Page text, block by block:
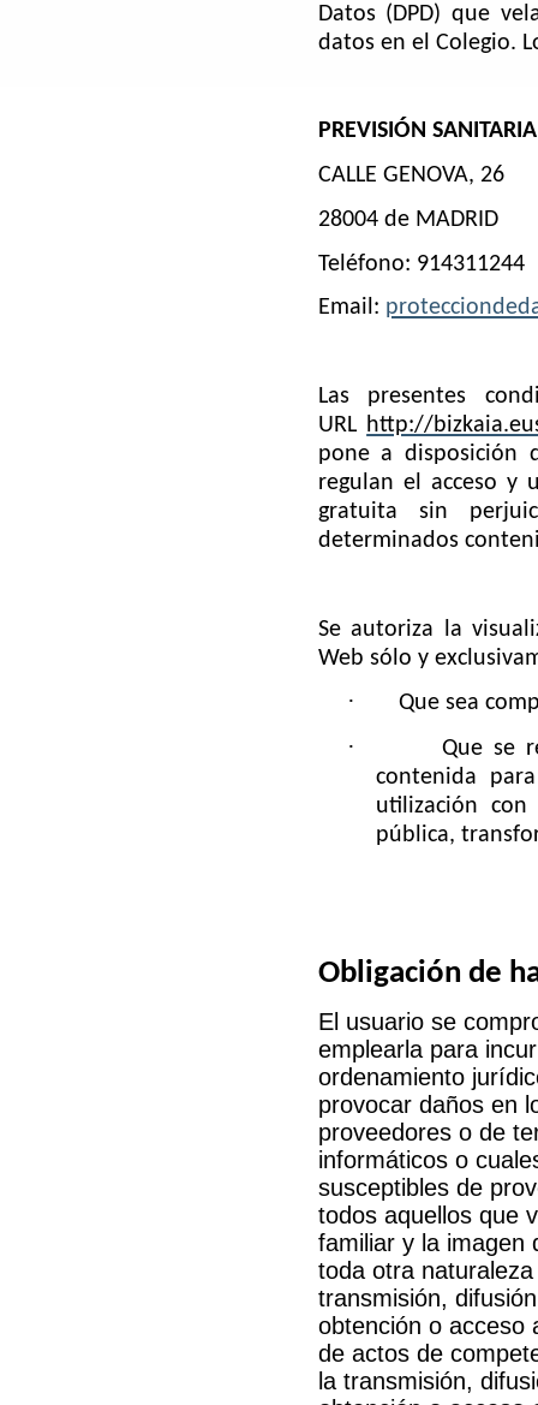
Datos (DPD) que
datos en el Colegio.
PREVISIÓN
CALLE GENOVA, 26
28004 de MADRID
Teléfono: 914311244
Email:
Las presentes
URL http://
pone a disposición
regulan el acceso y
gratuita sin
determinados
Se autoriza la
Web sólo y
· Que sea
·
Que se
contenida
utilización
pública,
Obligación de
El usuario se
emplearla para
ordenamiento
provocar daños en
proveedores o de
informáticos o
susceptibles de
todos aquellos que
familiar y la imagen
toda otra
transmisión,
obtención o acceso
de actos de
la transmisión,